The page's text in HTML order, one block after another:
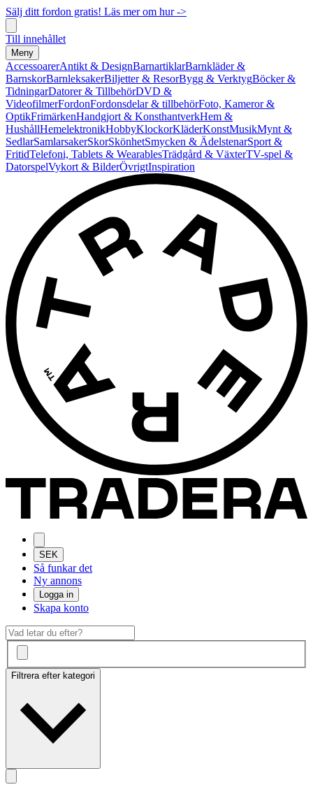
Sälj ditt fordon gratis! Läs mer om hur ->
Till innehållet
Meny
AccessoarerAntikt & DesignBarnartiklarBarnkläder &
BarnskorBarnleksakerBiljetter & ResorBygg & VerktygBöcker &
TidningarDatorer & TillbehörDVD &
VideofilmerFordonFordonsdelar & tillbehörFoto, Kameror &
OptikFrimärkenHandgjort & KonsthantverkHem &
HushållHemelektronikHobbyKlockorKläderKonstMusikMynt &
SedlarSamlarsakerSkorSkönhetSmycken & ÄdelstenarSport &
FritidTelefoni, Tablets & WearablesTrädgård & VäxterTV-spel &
DatorspelVykort & BilderÖvrigtInspiration
SEK
Så funkar det
Ny annons
Logga in
Skapa konto
Filtrera efter kategori